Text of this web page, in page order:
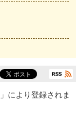
」により登録されま